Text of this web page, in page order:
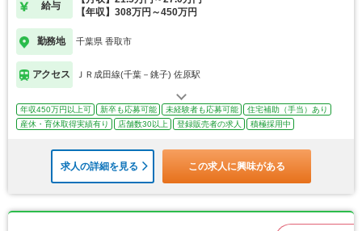
給与
【年収】308万円～450万円
勤務地 千葉県 香取市
アクセス ＪＲ成田線(千葉－銚子) 佐原駅
年収450万円以上可 新卒も応募可能 未経験者も応募可能
住宅補助（手当）あり
産休・育休取得実績有り
店舗数30以上 登録販売者の求人 積極採用中
求人の詳細を見る この求人に興味がある